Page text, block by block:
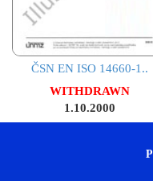
ČSN EN ISO 14660-1..
WITHDRAWN
1.10.2000